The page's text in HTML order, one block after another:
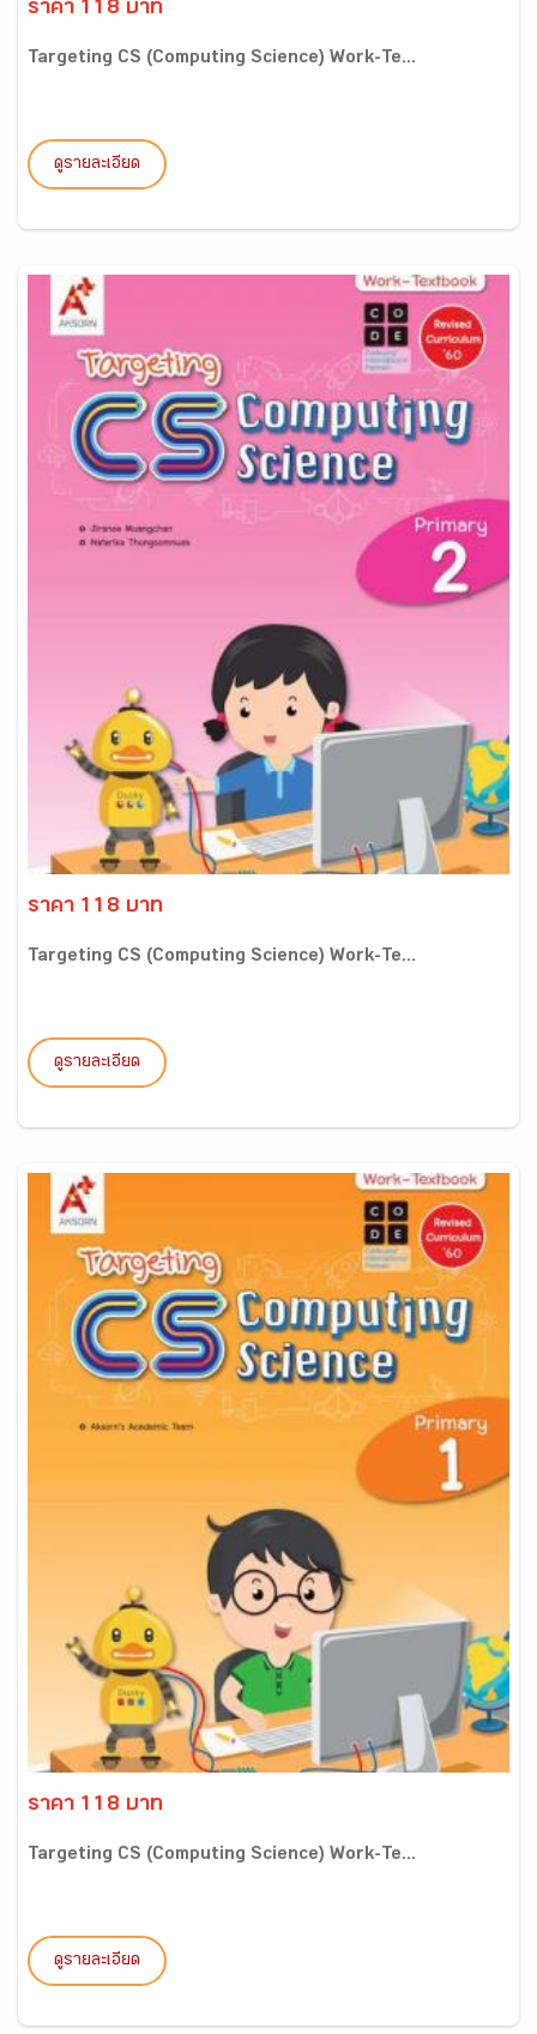
ราคา 118 บาท
Targeting CS (Computing Science) Work-Te...
ดูรายละเอียด
ราคา 118 บาท
Targeting CS (Computing Science) Work-Te...
ดูรายละเอียด
ราคา 118 บาท
Targeting CS (Computing Science) Work-Te...
ดูรายละเอียด